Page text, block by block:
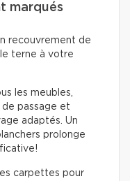
marqués
recouvrement de
terne à votre
les meubles,
de passage et
adaptés. Un
prolonge
carpettes pour